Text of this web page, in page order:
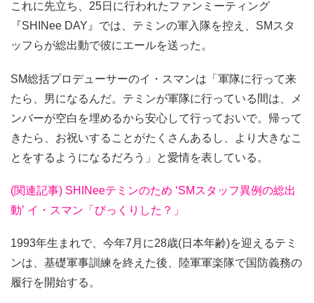
これに先立ち、25日に行われたファンミーティング
『SHINee DAY』では、テミンの軍入隊を控え、SMスタ
ッフらが総出動で彼にエールを送った。
SM総括プロデューサーのイ・スマンは「軍隊に行って来
たら、男になるんだ。テミンが軍隊に行っている間は、メ
ンバーが空白を埋めるから安心して行っておいで。帰って
きたら、お祝いすることがたくさんあるし、より大きなこ
とをするようになるだろう」と愛情を表している。
(関連記事) SHINeeテミンのため ‘SMスタッフ異例の総出
動’ イ・スマン「びっくりした？」
1993年生まれで、今年7月に28歳(日本年齢)を迎えるテミ
ンは、基礎軍事訓練を終えた後、陸軍軍楽隊で国防義務の
履行を開始する。